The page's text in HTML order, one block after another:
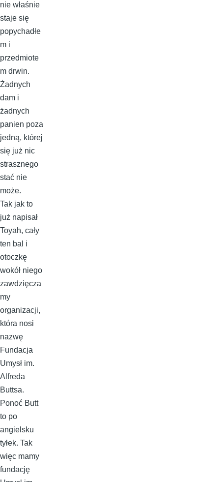
nie właśnie
staje się
popychadłe
m i
przedmiote
m drwin.
Żadnych
dam i
żadnych
panien poza
jedną, której
się już nic
strasznego
stać nie
może.
Tak jak to
już napisał
Toyah, cały
ten bal i
otoczkę
wokół niego
zawdzięcza
my
organizacji,
która nosi
nazwę
Fundacja
Umysł im.
Alfreda
Buttsa.
Ponoć Butt
to po
angielsku
tyłek. Tak
więc mamy
fundację